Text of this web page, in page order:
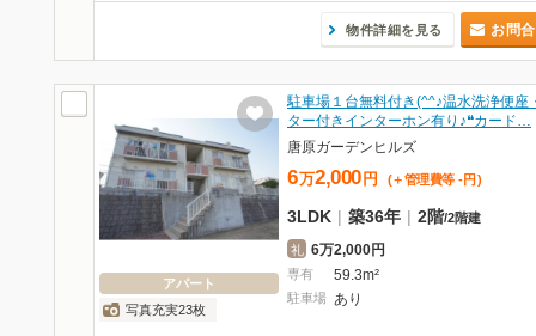
物件詳細を見る お問
アパート
写真充実23枚
駐車場１台無料付き(^^♪温水洗浄便座
ター付きインターホン有り♪❝カード…
唐原ガーデンヒルズ
6万2,000 円 (＋管理費等 - 円 )
3LDK | 築36年 | 2階/2階建
礼 6万2,000円
専有 59.3m²
駐車場 あり